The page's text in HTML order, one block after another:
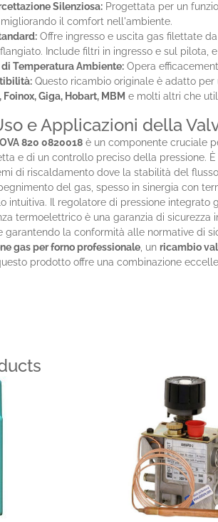
Silenziosa: Progettata per un
il comfort nell'ambiente.
Offre ingresso e uscita gas filettate
Include filtri in ingresso e sul pilota,
Temperatura Ambiente: Opera
Questo ricambio originale è adatto
Foinox, Giga, Hobart, MBM e molti altri che
e Applicazioni della
820 0820018 è un componente cruciale
e di un controllo preciso della pressione.
di riscaldamento dove la stabilità del
del gas, spesso in sinergia con
intuitiva. Il regolatore di pressione
termoelettrico è una garanzia di
garantendo la conformità alle normative di
gas per forno professionale, unricambio
prodotto offre una combinazione